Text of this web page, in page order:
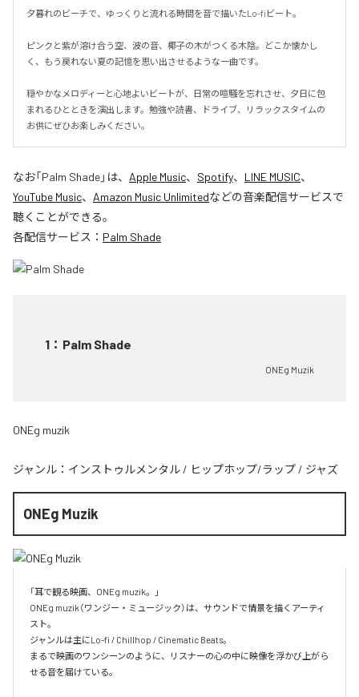
夕暮れのビーチで、ゆっくりと流れる時間を音で描いたLo-fiビート。
ピンクと紫が溶け合う空、波の音、椰子の木がつくる木陰。どこか懐かし
く、もう戻れない夏の記憶を思い出させるような一曲です。
穏やかなメロディーと心地よいビートが、日常の喧騒を忘れさせ、夕日に包
まれるひとときを演出します。勉強や読書、ドライブ、リラックスタイムの
お供にぜひお楽しみください。
なお「Palm Shade」は、 Apple Music、 Spotify、 LINE MUSIC、
YouTube Music、 Amazon Music Unlimitedなどの音楽配信サービスで
聴くことができる。
各配信サービス： Palm Shade
1 ： Palm Shade
ONEg Muzik
ONEg muzik
ジャンル： インストゥルメンタル / ヒップホップ/ラップ / ジャズ
ONEg Muzik
「耳で観る映画、ONEg muzik。」
ONEg muzik（ワンジー・ミュージック）は、サウンドで情景を描くアーティ
スト。
ジャンルは主にLo-fi / Chillhop / Cinematic Beats。
まるで映画のワンシーンのように、リスナーの心の中に映像を浮かび上がら
せる音を届けている。